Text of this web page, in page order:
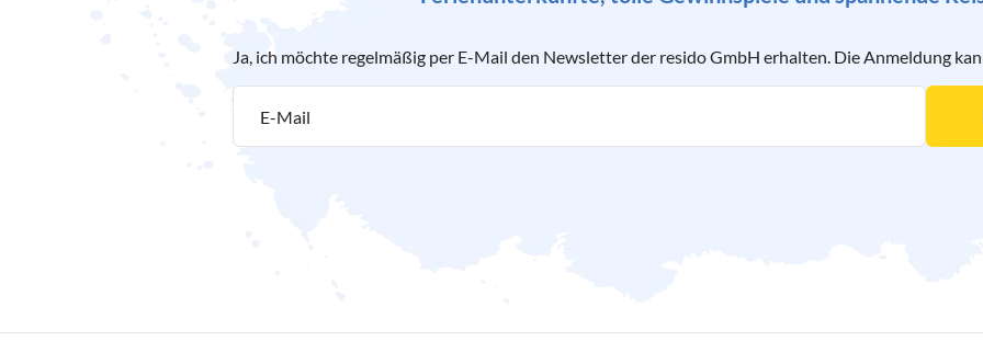
Ja, ich möchte regelmäßig per E-Mail den Newsletter der resido GmbH erhalten. Die Anmeldung